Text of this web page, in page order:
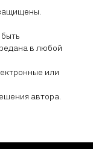
в любой
или
автора.